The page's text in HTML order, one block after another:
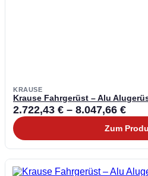
KRAUSE
Krause Fahrgerüst – Alu
2.722,43 € – 8.047,66 €
Zum